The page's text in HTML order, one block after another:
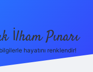
İlham Pınarı
bilgilerle hayatını renklendir!